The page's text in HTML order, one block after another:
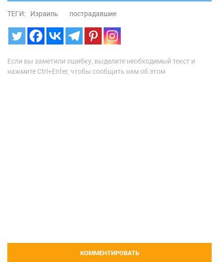
ТЕГИ: Израиль пострадавшие
Если вы заметили ошибку, выделите необходимый текст и
нажмите Ctrl+Enter, чтобы сообщить нам об этом
КОММЕНТИРОВАТЬ